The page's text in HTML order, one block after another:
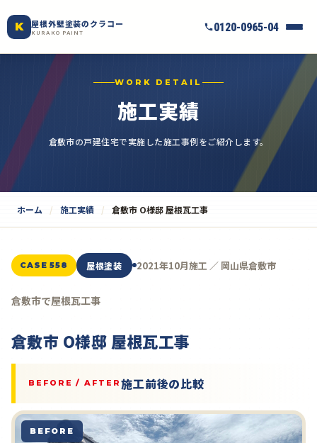
K 屋根外壁塗装のクラコー
KURAKO PAINT 0120-0965-04
WORK DETAIL
施工実績
倉敷市の戸建住宅で実施した施工事例をご紹介します。
ホーム 施工実績 倉敷市 O様邸 屋根瓦工事
CASE 558 屋根塗装 2021年10月施工 ／ 岡山県倉敷市
倉敷市で屋根瓦工事
倉敷市 O様邸 屋根瓦工事
BEFORE / AFTER 施工前後の比較
BEFORE